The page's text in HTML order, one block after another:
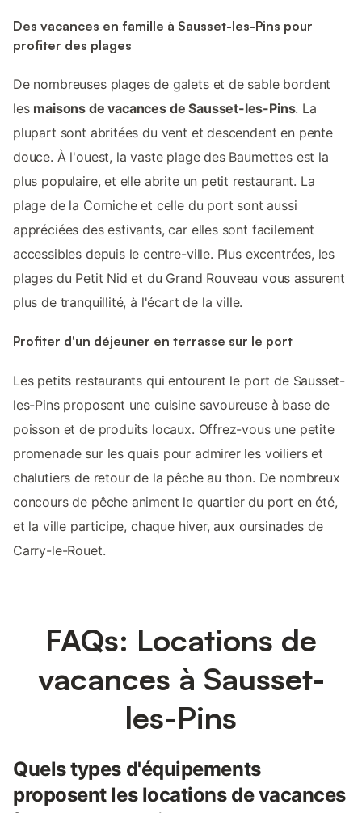
Des vacances en famille à Sausset-les-Pins pour
profiter des plages
De nombreuses plages de galets et de sable bordent
les maisons de vacances de Sausset-les-Pins. La
plupart sont abritées du vent et descendent en pente
douce. À l'ouest, la vaste plage des Baumettes est la
plus populaire, et elle abrite un petit restaurant. La
plage de la Corniche et celle du port sont aussi
appréciées des estivants, car elles sont facilement
accessibles depuis le centre-ville. Plus excentrées, les
plages du Petit Nid et du Grand Rouveau vous assurent
plus de tranquillité, à l'écart de la ville.
Profiter d'un déjeuner en terrasse sur le port
Les petits restaurants qui entourent le port de Sausset-
les-Pins proposent une cuisine savoureuse à base de
poisson et de produits locaux. Offrez-vous une petite
promenade sur les quais pour admirer les voiliers et
chalutiers de retour de la pêche au thon. De nombreux
concours de pêche animent le quartier du port en été,
et la ville participe, chaque hiver, aux oursinades de
Carry-le-Rouet.
FAQs: Locations de
vacances à Sausset-
les-Pins
Quels types d'équipements
proposent les locations de vacances